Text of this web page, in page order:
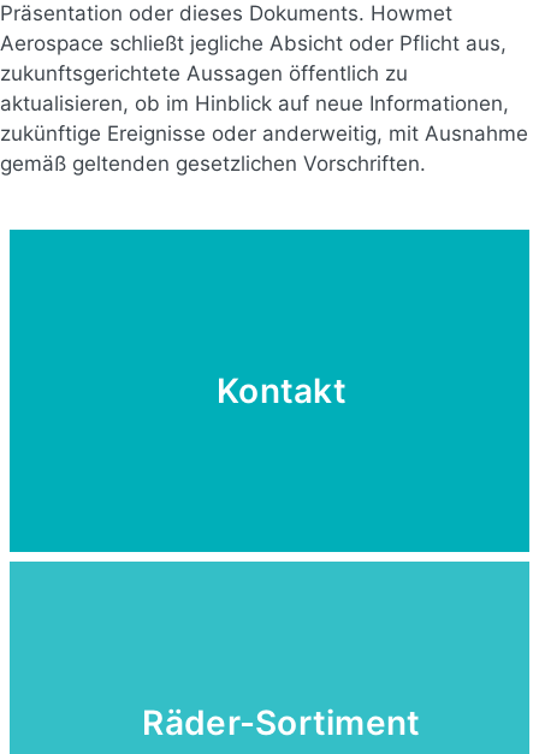
Präsentation oder dieses Dokuments. Howmet
Aerospace schließt jegliche Absicht oder Pflicht aus,
zukunftsgerichtete Aussagen öffentlich zu
aktualisieren, ob im Hinblick auf neue Informationen,
zukünftige Ereignisse oder anderweitig, mit Ausnahme
gemäß geltenden gesetzlichen Vorschriften.
Kontakt
Räder-Sortiment